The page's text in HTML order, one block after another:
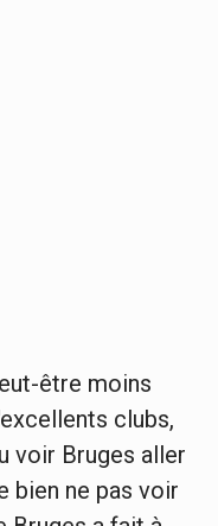
être moins
clubs,
voir Bruges aller
bien ne pas voir